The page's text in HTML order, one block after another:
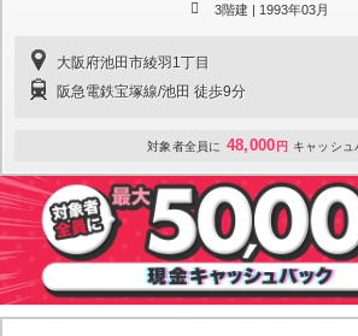
3階建 | 1993年03月
大阪府池田市綾羽1丁目
阪急電鉄宝塚線/池田 徒歩9分
対象者全員に 48,000 円 キャッシュ